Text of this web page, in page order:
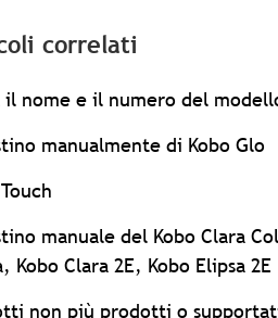
correlati
il nome e il numero del
manualmente di Kobo Glo
manuale del Kobo Clara
Kobo Clara 2E, Kobo Elipsa 2E
non più prodotti o